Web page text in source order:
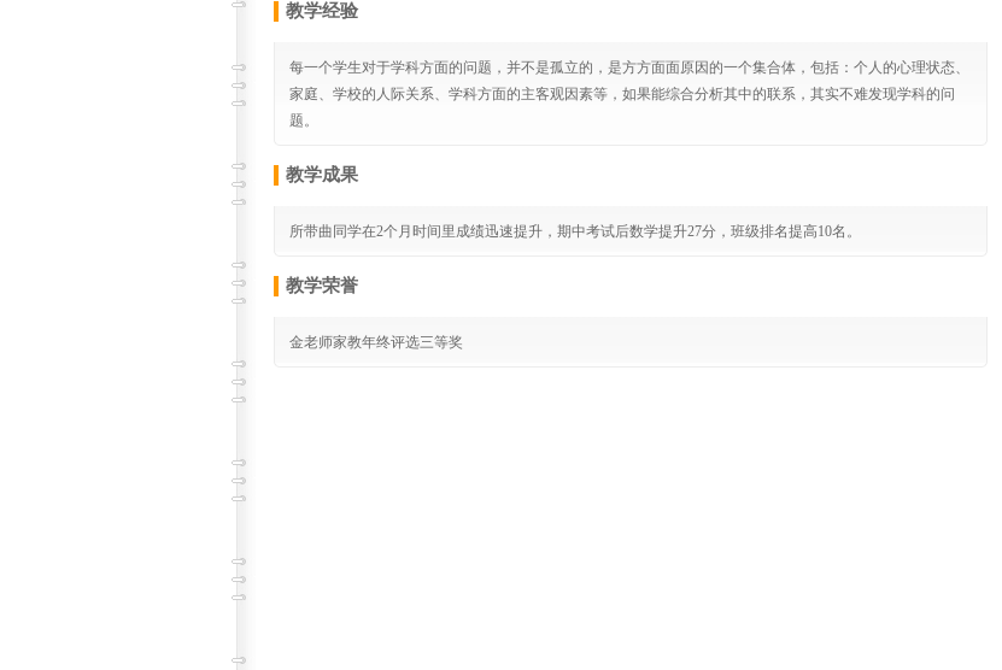
教学经验
每一个学生对于学科方面的问题，并不是孤立的，是方方面面原因的一个集合体，包括：个人的心理状态、
家庭、学校的人际关系、学科方面的主客观因素等，如果能综合分析其中的联系，其实不难发现学科的问
题。
教学成果
所带曲同学在2个月时间里成绩迅速提升，期中考试后数学提升27分，班级排名提高10名。
教学荣誉
金老师家教年终评选三等奖